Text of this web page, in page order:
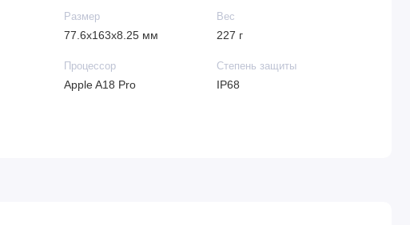
Размер
77.6x163x8.25 мм
Вес
227 г
Процессор
Apple A18 Pro
Степень защиты
IP68